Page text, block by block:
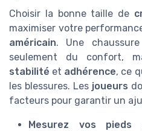
Choisir la bonne taille de
maximiser votre
américain. Une
seulement du confort,
stabilité et adhérence, ce
les blessures. Les joueurs
facteurs pour garantir un
Mesurez vos pieds